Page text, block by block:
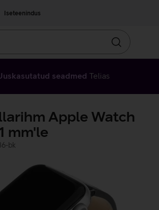
Iseteenindus
Otsin
seadmed Telias
Apple Watch
mm'le
bk